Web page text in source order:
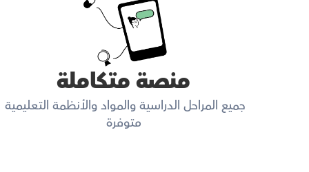
منصة متكاملة
جميع المراحل الدراسية والمواد والأنظمة التعليمية
متوفرة